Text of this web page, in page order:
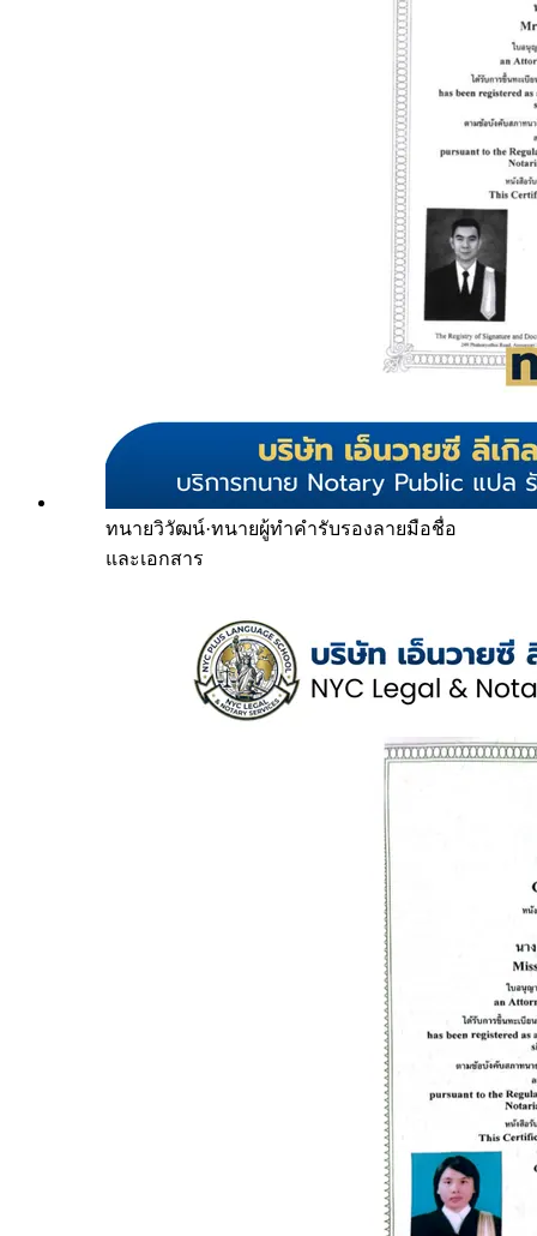
ทนายวิวัฒน์·ทนายผู้ทำคำรับรองลายมือชื่อ
และเอกสาร